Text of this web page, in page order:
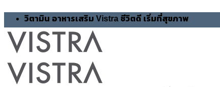
content
วิตามิน อาหารเสริม Vistra ชีวิตดี เริ่มที่สุขภาพ